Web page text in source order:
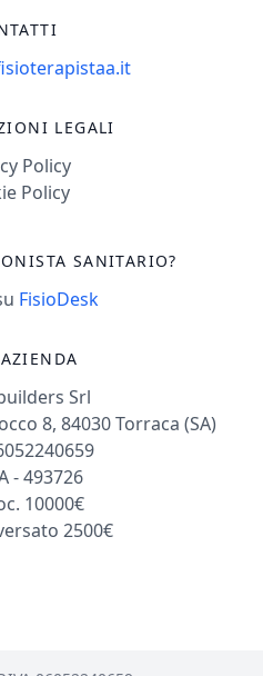
LEGALI
Policy
Policy
SANITARIO?
FisioDesk
Srl
8, 84030 Torraca (SA)
- 493726
10000€
2500€